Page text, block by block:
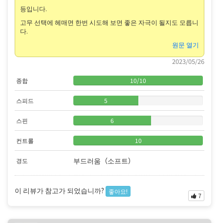
등입니다.
고무 선택에 헤매면 한번 시도해 보면 좋은 자극이 될지도 모릅니
다.
원문 열기
2023/05/26
종합 10/10
스피드 5
스핀 6
컨트롤 10
경도 부드러움（소프트）
이 리뷰가 참고가 되었습니까? 좋아요!
7